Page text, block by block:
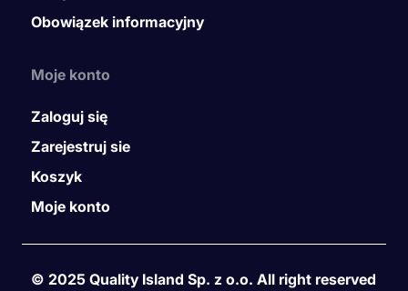
Obowiązek informacyjny
Moje konto
Zaloguj się
Zarejestruj sie
Koszyk
Moje konto
© 2025 Quality Island Sp. z o.o. All right reserved